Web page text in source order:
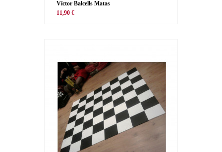
Víctor Balcells Matas
11,90 €